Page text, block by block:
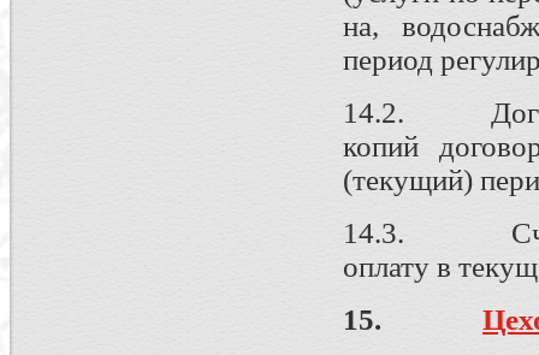
на,
период
14.2.
копий
(текущий)
14.3. Счета,
оплату в
15.